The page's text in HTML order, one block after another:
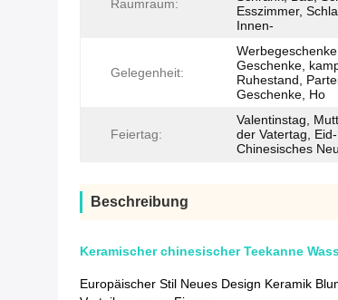
Raumraum:
Esszimmer,
Innen-
Gelegenheit:
Geschenke,
Ruhestand,
Geschenke, Ho
Feiertag:
Valentinstag,
der Vatertag,
Chinesisches
Beschreibung
Keramischer chinesischer Teekanne
Europäischer Stil Neues Design Keramik